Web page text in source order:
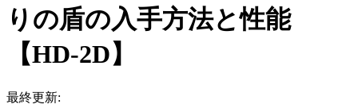
りの盾の入手方法と性能
【HD-2D】
最終更新: